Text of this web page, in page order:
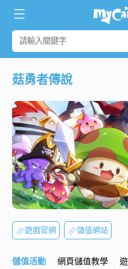
菇勇者傳說
遊戲官網 儲值網站
儲值活動 網頁儲值教學